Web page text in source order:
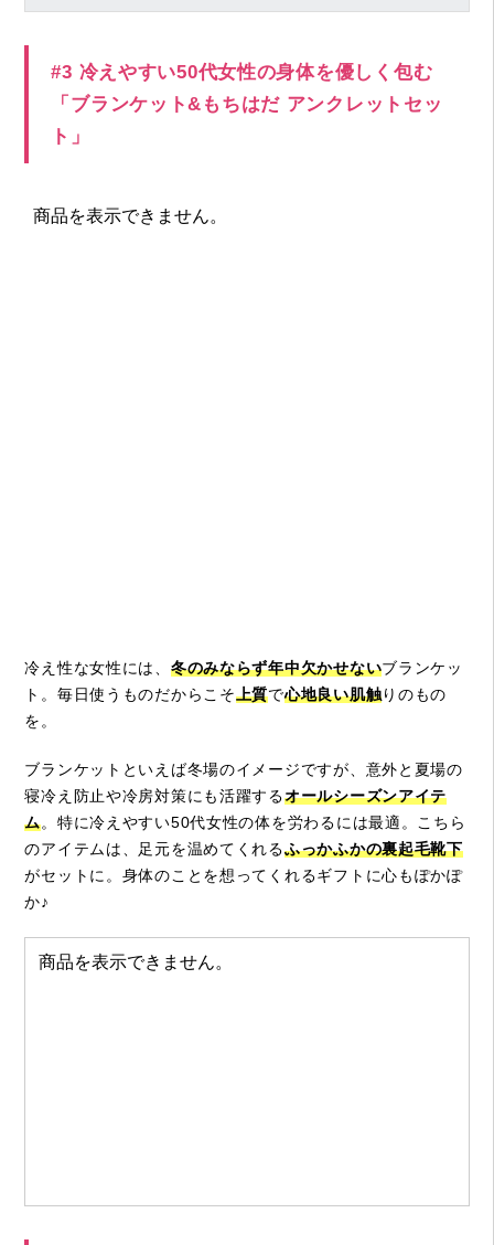
#3 冷えやすい50代女性の身体を優しく包む
「ブランケット&もちはだ アンクレットセッ
ト」
冷え性な女性には、 冬のみならず年中欠かせないブランケッ
ト。毎日使うものだからこそ上質で心地良い肌触りのもの
を。
ブランケットといえば冬場のイメージですが、意外と夏場の
寝冷え防止や冷房対策にも活躍するオールシーズンアイテ
ム。特に冷えやすい50代女性の体を労わるには最適。こちら
のアイテムは、足元を温めてくれるふっかふかの裏起毛靴下
がセットに。身体のことを想ってくれるギフトに心もぽかぽ
か♪